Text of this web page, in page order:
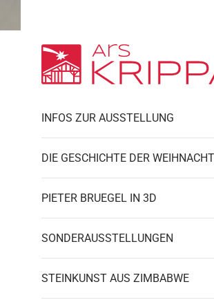
INFOS ZUR AUSSTELLUNG
DIE GESCHICHTE DER
PIETER BRUEGEL IN 3D
SONDERAUSSTELLUNGEN
STEINKUNST AUS ZIMBABWE